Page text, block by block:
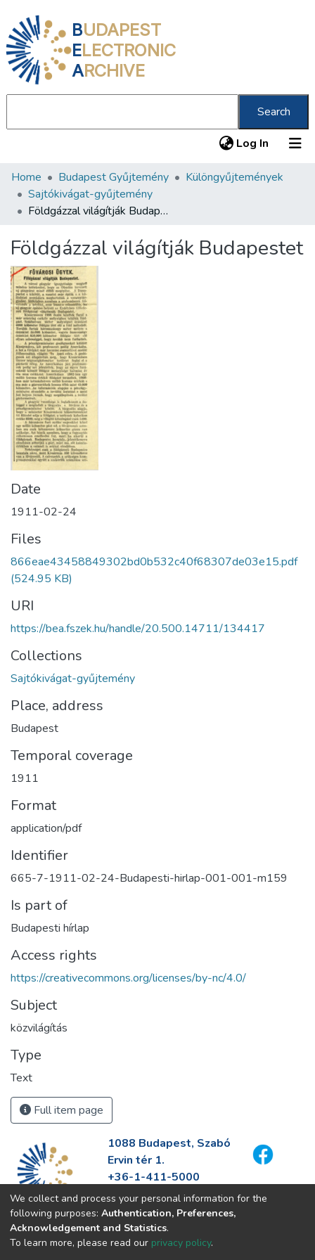
BUDAPEST
ELECTRONIC
ARCHIVE
Search
Log In (current)
Communities & Collections
All of DSpace
About us
Home Budapest Gyűjtemény
Különgyűjtemények
Sajtókivágat-gyűjtemény
Földgázzal világítják Budapestet
Földgázzal világítják Budapestet
Date
1911-02-24
Files
866eae43458849302bd0b532c40f68307de03e15.pdf
(524.95 KB)
URI
https://bea.fszek.hu/handle/20.500.14711/134417
Collections
Sajtókivágat-gyűjtemény
Place, address
Budapest
Temporal coverage
1911
Format
application/pdf
Identifier
665-7-1911-02-24-Budapesti-hirlap-001-001-m159
Is part of
Budapesti hírlap
Access rights
https://creativecommons.org/licenses/by-nc/4.0/
Subject
közvilágítás
Type
Text
Full item page
1088 Budapest, Szabó
Ervin tér 1.
+36-1-411-5000
info@fszek.hu
https://fszek.hu
We collect and process your personal information for the
following purposes: Authentication, Preferences,
Acknowledgement and Statistics.
To learn more, please read our privacy policy.